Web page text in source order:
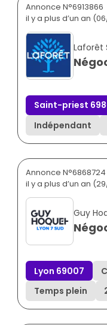
Annonce N°6913866
il y a plus d’un an
Laforêt
Saint-priest
Indépendant
Annonce N°6868724
il y a plus d’un an
Guy
Lyon 69007
Temps plein